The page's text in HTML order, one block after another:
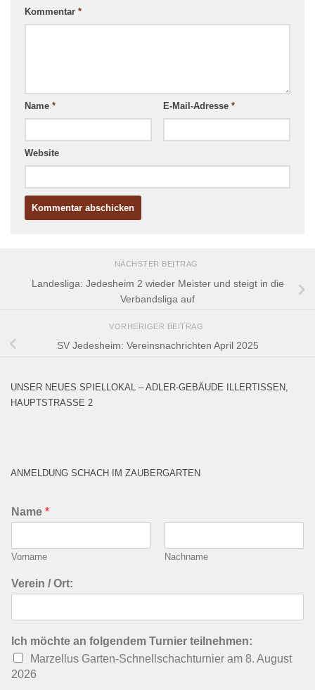
Kommentar *
Name * E-Mail-Adresse *
Website
NÄCHSTER BEITRAG
Landesliga: Jedesheim 2 wieder Meister und steigt in die
Verbandsliga auf
VORHERIGER BEITRAG
SV Jedesheim: Vereinsnachrichten April 2025
UNSER NEUES SPIELLOKAL – ADLER-GEBÄUDE ILLERTISSEN,
HAUPTSTRASSE 2
ANMELDUNG SCHACH IM ZAUBERGARTEN
Name *
Vorname Nachname
Verein / Ort:
Ich möchte an folgendem Turnier teilnehmen:
Marzellus Garten-Schnellschachturnier am 8. August
2026